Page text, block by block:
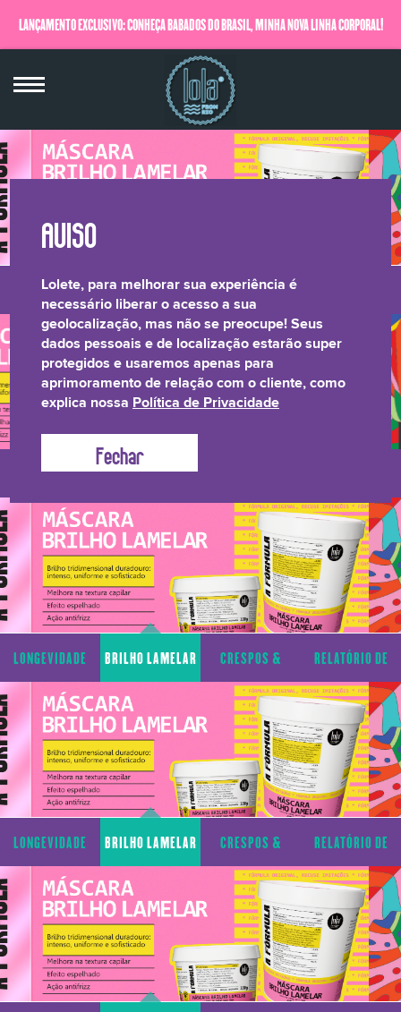
LANÇAMENTO EXCLUSIVO: CONHEÇA BABADOS DO BRASIL, MINHA NOVA LINHA CORPORAL!
QUERO SABER MAIS
LONGEVIDADE
CAPILAR
BRILHO LAMELAR CRESPOS &
CACHOS TRANSPARÊNCIA
LONGEVIDADE
CAPILAR
BRILHO LAMELAR
CACHOS TRANSPARÊNCIA
LONGEVIDADE
CAPILAR
BRILHO LAMELAR CRESPOS &
CACHOS
RELATÓRIO DE
TRANSPARÊNCIA
LONGEVIDADE
CAPILAR
BRILHO LAMELAR CRESPOS &
CACHOS
RELATÓRIO DE
TRANSPARÊNCIA
Lolete, para melhorar sua experiência é
necessário liberar o acesso a sua
geolocalização, mas não se preocupe! Seus
dados pessoais e de localização estarão super
protegidos e usaremos apenas para
aprimoramento de relação com o cliente, como
explica nossa Política de Privacidade